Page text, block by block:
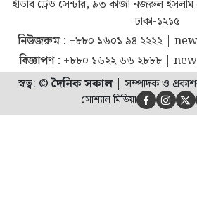
ইডিবি ট্রেড সেন্টার, ৯৩ কাজী নজরুল
ঢাকা-১২১৫
নিউজরুম : +৮৮০ ১৬০১ ৯৪ ২২২২|
বিজ্ঞাপণ : +৮৮০ ১৬২২ ৬৬ ২৮৮৮|
স্বত্ব: ©দৈনিক সকাল| সম্পাদক ও
সোশ্যাল মিডিয়া   